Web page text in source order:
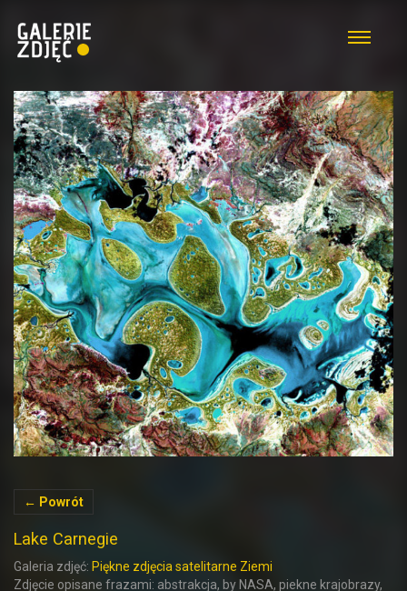
← Powrót
Lake Carnegie
Galeria zdjęć: Piękne zdjęcia satelitarne Ziemi
Zdjęcie opisane frazami: abstrakcja, by NASA, piekne krajobrazy,